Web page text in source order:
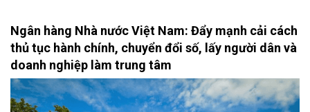
Ngân hàng Nhà nước Việt Nam: Đẩy mạnh cải cách
thủ tục hành chính, chuyển đổi số, lấy người dân và
doanh nghiệp làm trung tâm